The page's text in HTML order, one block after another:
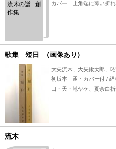
流木の譜 : 創
作集
カバー 上角端に薄い折
歌集 短日 （画像あり）
大矢流木、大矢鍬太郎、
初版本 函・カバー付 / 経
口・天・地ヤケ、頁余白
流木